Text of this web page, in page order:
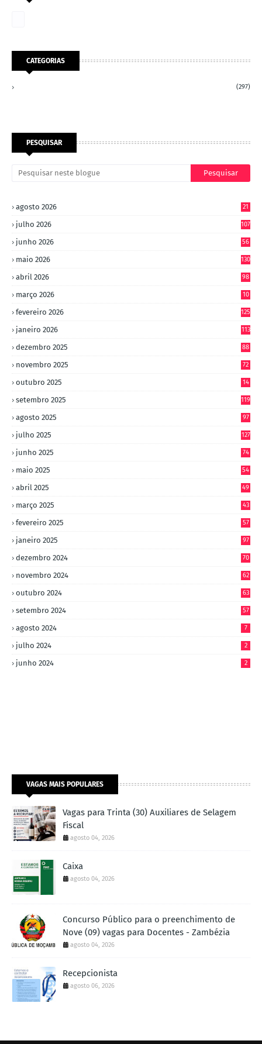
CATEGORIAS
(297)
PESQUISAR
agosto 2026 21
julho 2026 107
junho 2026 56
maio 2026 130
abril 2026 98
março 2026
10
fevereiro 2026 125
janeiro 2026 113
dezembro 2025 88
novembro 2025 72
outubro 2025
14
setembro 2025 119
agosto 2025 97
julho 2025 127
junho 2025 74
maio 2025 54
abril 2025 49
março 2025 43
fevereiro 2025 57
janeiro 2025 97
dezembro 2024 70
novembro 2024 62
outubro 2024 63
setembro 2024 57
agosto 2024 7
julho 2024 2
junho 2024 2
VAGAS MAIS POPULARES
Vagas para Trinta (30) Auxiliares de Selagem
Fiscal
agosto 04, 2026
Caixa
agosto 04, 2026
Concurso Público para o preenchimento de
Nove (09) vagas para Docentes - Zambézia
agosto 04, 2026
Recepcionista
agosto 06, 2026